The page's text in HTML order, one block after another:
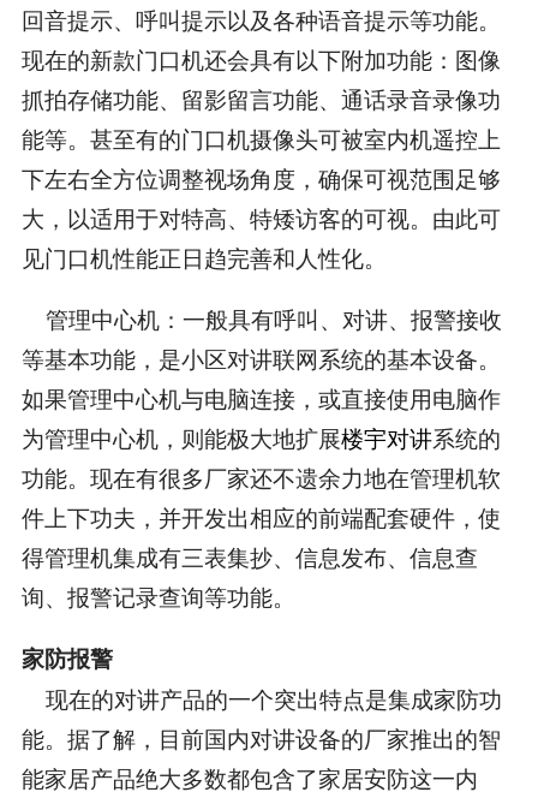
回音提示、呼叫提示以及各种语音提示等功能。
现在的新款门口机还会具有以下附加功能：图像
抓拍存储功能、留影留言功能、通话录音录像功
能等。甚至有的门口机摄像头可被室内机遥控上
下左右全方位调整视场角度，确保可视范围足够
大，以适用于对特高、特矮访客的可视。由此可
见门口机性能正日趋完善和人性化。
管理中心机：一般具有呼叫、对讲、报警接收
等基本功能，是小区对讲联网系统的基本设备。
如果管理中心机与电脑连接，或直接使用电脑作
为管理中心机，则能极大地扩展楼宇对讲系统的
功能。现在有很多厂家还不遗余力地在管理机软
件上下功夫，并开发出相应的前端配套硬件，使
得管理机集成有三表集抄、信息发布、信息查
询、报警记录查询等功能。
家防报警
现在的对讲产品的一个突出特点是集成家防功
能。据了解，目前国内对讲设备的厂家推出的智
能家居产品绝大多数都包含了家居安防这一内